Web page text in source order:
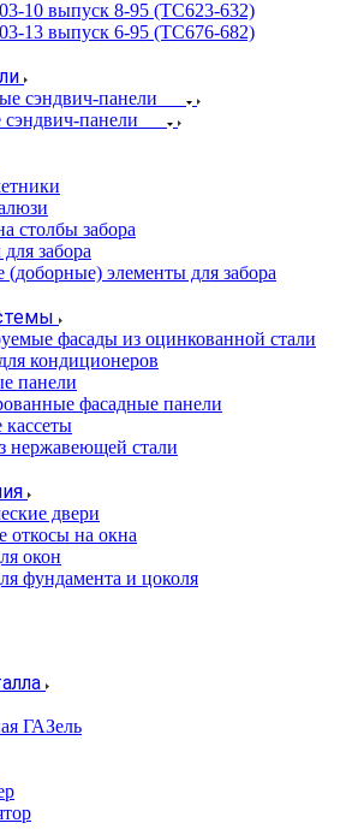
10 выпуск 8-95 (ТС623-632)
13 выпуск 6-95 (ТС676-682)
сэндвич-панели
панели
столбы забора
забора
элементы для забора
фасады из оцинкованной стали
кондиционеров
панели
фасадные панели
нержавеющей стали
двери
на окна
окон
фундамента и цоколя
ГАЗель